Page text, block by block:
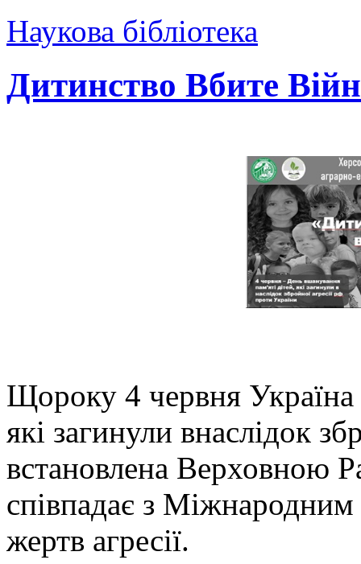
Наукова бібліотека
Дитинство Вбите
Щороку 4 червня Україна
які загинули внаслідок
встановлена Верховною
співпадає з
жертв агресії.